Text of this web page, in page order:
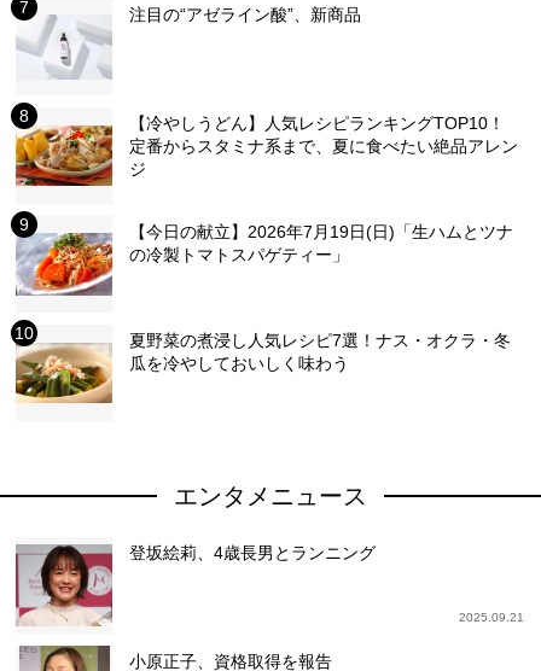
注目の“アゼライン酸”、新商品
【冷やしうどん】人気レシピランキングTOP10！
定番からスタミナ系まで、夏に食べたい絶品アレン
ジ
【今日の献立】2026年7月19日(日)「生ハムとツナ
の冷製トマトスパゲティー」
夏野菜の煮浸し人気レシピ7選！ナス・オクラ・冬
瓜を冷やしておいしく味わう
エンタメニュース
登坂絵莉、4歳長男とランニング
2025.09.21
小原正子、資格取得を報告